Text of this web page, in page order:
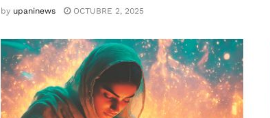
by upaninews OCTUBRE 2, 2025